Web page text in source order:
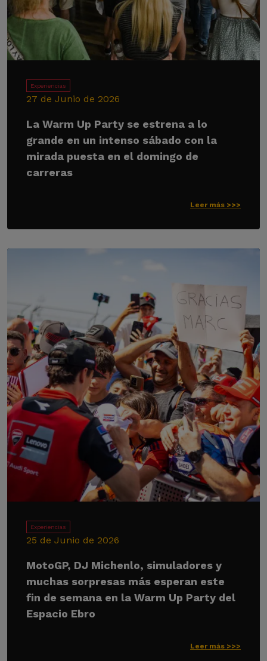
Experiencias
27 de Junio de 2026
La Warm Up Party se estrena a lo
grande en un intenso sábado con la
mirada puesta en el domingo de
carreras
Leer más >>>
Experiencias
25 de Junio de 2026
MotoGP, DJ Michenlo, simuladores y
muchas sorpresas más esperan este
fin de semana en la Warm Up Party del
Espacio Ebro
Leer más >>>